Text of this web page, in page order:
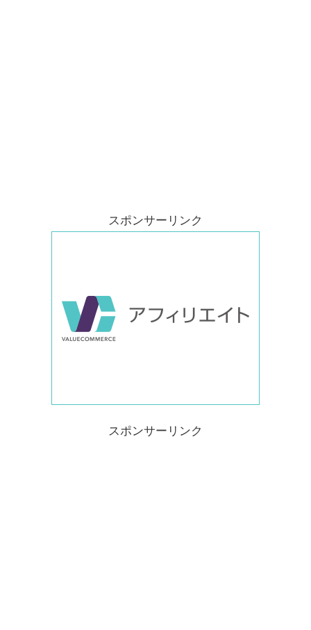
スポンサーリンク
スポンサーリンク